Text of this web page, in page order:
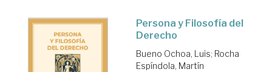
Persona y Filosofía del
Derecho
Bueno Ochoa, Luis; Rocha
Espíndola, Martín